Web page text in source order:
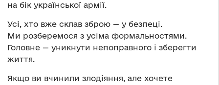
на бік української армії.
Усі, хто вже склав зброю — у безпеці.
Ми розберемося з усіма формальностями.
Головне — уникнути непоправного і зберегти
життя.
Якщо ви вчинили злодіяння, але хочете